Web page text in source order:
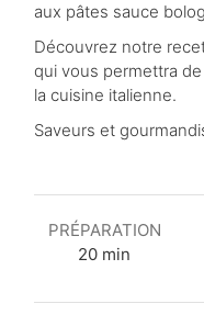
aux pâtes sauce
Découvrez notre
qui vous permettra
la cuisine italienne.
Saveurs et
PRÉPARATION
20m
n
min